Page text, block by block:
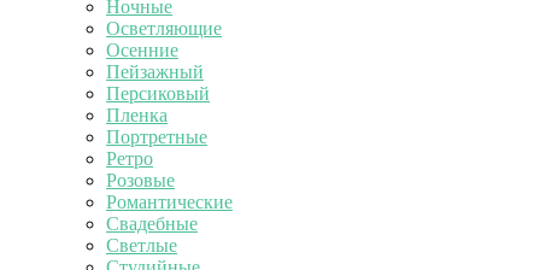
Ночные
Осветляющие
Осенние
Пейзажный
Персиковый
Пленка
Портретные
Ретро
Розовые
Романтические
Свадебные
Светлые